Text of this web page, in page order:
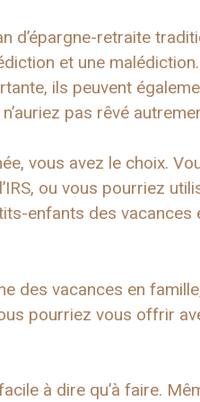
d’épargne-retraite
et une
ils peuvent
pas rêvé
vous avez le choix.
ou vous pourriez
enfants des vacances
des vacances en
pourriez vous offrir
à dire qu’à faire.